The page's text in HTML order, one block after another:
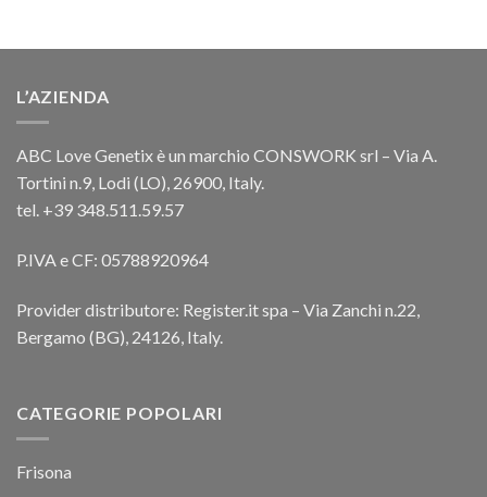
L’AZIENDA
ABC Love Genetix è un marchio CONSWORK srl – Via A.
Tortini n.9, Lodi (LO), 26900, Italy.
tel. +39 348.511.59.57
P.IVA e CF: 05788920964
Provider distributore: Register.it spa – Via Zanchi n.22,
Bergamo (BG), 24126, Italy.
CATEGORIE POPOLARI
Frisona